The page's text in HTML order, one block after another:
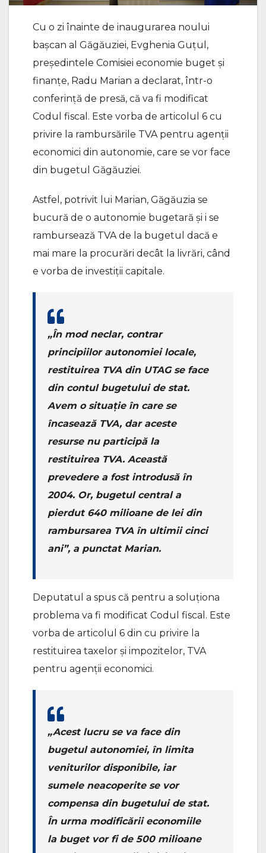
Cu o zi înainte de inaugurarea noului
bașcan al Găgăuziei, Evghenia Guțul,
președintele Comisiei economie buget și
finanțe, Radu Marian a declarat, într-o
conferință de presă, că va fi modificat
Codul fiscal. Este vorba de articolul 6 cu
privire la rambursările TVA pentru agenții
economici din autonomie, care se vor face
din bugetul Găgăuziei.
Astfel, potrivit lui Marian, Găgăuzia se
bucură de o autonomie bugetară și i se
rambursează TVA de la bugetul dacă e
mai mare la procurări decât la livrări, când
e vorba de investiții capitale.
„În mod neclar, contrar
principiilor autonomiei locale,
restituirea TVA din UTAG se face
din contul bugetului de stat.
Avem o situație în care se
încasează TVA, dar aceste
resurse nu participă la
restituirea TVA. Această
prevedere a fost introdusă în
2004. Or, bugetul central a
pierdut 640 milioane de lei din
rambursarea TVA în ultimii cinci
ani”, a punctat Marian.
Deputatul a spus că pentru a soluționa
problema va fi modificat Codul fiscal. Este
vorba de articolul 6 din cu privire la
restituirea taxelor și impozitelor, TVA
pentru agenții economici.
„Acest lucru se va face din
bugetul autonomiei, în limita
veniturilor disponibile, iar
sumele neacoperite se vor
compensa din bugetului de stat.
În urma modificării economiile
la buget vor fi de 500 milioane